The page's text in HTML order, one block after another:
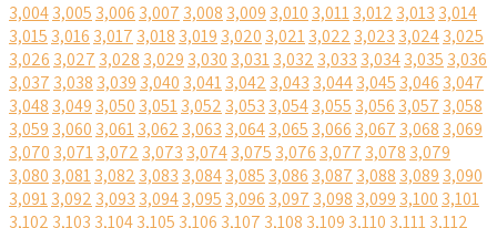
3,0043,005 3,006 3,007 3,008 3,009 3,010 3,0113,012 3,013 3,014
3,015 3,016 3,017 3,018 3,019 3,020 3,0213,022 3,023 3,0243,025
3,026 3,027 3,028 3,029 3,030 3,0313,032 3,033 3,0343,035 3,036
3,037 3,038 3,039 3,040 3,0413,042 3,043 3,0443,045 3,046 3,047
3,048 3,049 3,050 3,0513,052 3,053 3,0543,055 3,056 3,057 3,058
3,059 3,060 3,0613,062 3,063 3,0643,065 3,066 3,067 3,068 3,069
3,070 3,0713,072 3,073 3,0743,075 3,076 3,077 3,078 3,079
3,080 3,0813,082 3,083 3,0843,085 3,086 3,087 3,088 3,089 3,090
3,0913,092 3,093 3,0943,095 3,096 3,097 3,098 3,099 3,100 3,101
3,102 3,103 3,1043,105 3,106 3,107 3,108 3,109 3,110 3,1113,112